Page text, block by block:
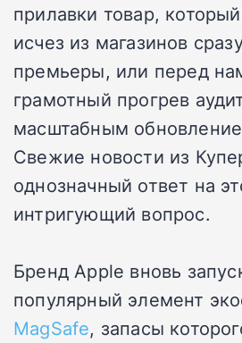
прилавки товар,
исчез из магазинов
премьеры, или перед
грамотный прогрев
масштабным
Свежие новости из
однозначный ответ на
интригующий вопрос.
Бренд Apple вновь
популярный элемент
MagSafe, запасы